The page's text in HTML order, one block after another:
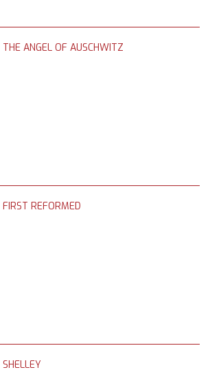
THE ANGEL OF AUSCHWITZ
FIRST REFORMED
SHELLEY